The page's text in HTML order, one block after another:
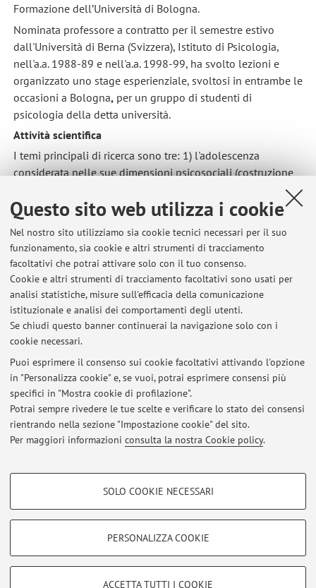
Questo sito web utilizza i cookie
Nel nostro sito utilizziamo sia cookie tecnici necessari per il suo
funzionamento, sia cookie e altri strumenti di tracciamento
facoltativi che potrai attivare solo con il tuo consenso.
Cookie e altri strumenti di tracciamento facoltativi sono usati per
analisi statistiche, misure sull'efficacia della comunicazione
istituzionale e analisi dei comportamenti degli utenti.
Se chiudi questo banner continuerai la navigazione solo con i
cookie necessari.
Puoi esprimere il consenso sui cookie facoltativi attivando l'opzione
in "Personalizza cookie" e, se vuoi, potrai esprimere consensi più
specifici in "Mostra cookie di profilazione".
Potrai sempre rivedere le tue scelte e verificare lo stato dei consensi
rientrando nella sezione "Impostazione cookie" del sito.
Per maggiori informazioni consulta la nostra Cookie policy.
COOKIE DI PROFILAZIONE - FACOLTATIVI
COOKIE TECNICI - NECESSARI
SOLO COOKIE NECESSARI
PERSONALIZZA COOKIE
ACCETTA TUTTI I COOKIE
Formazione dell’Università di Bologna.
Nominata professore a contratto per il semestre estivo
dall'Università di Berna (Svizzera), Istituto di Psicologia,
nell'a.a. 1988-89 e nell'a.a. 1998-99, ha svolto lezioni e
organizzato uno stage esperienziale, svoltosi in entrambe le
occasioni a Bologna, per un gruppo di studenti di
psicologia della detta università.
Attività scientifica
I temi principali di ricerca sono tre: 1) l'adolescenza
considerata nelle sue dimensioni psicosociali (costruzione
temporale, giustizia in classe, ecc.); 2) le rappresentazioni
sociali; 3) psicologia sociale dei gruppi.
Ultimi avvisi
Psicologia dell'adolescenza 30/05/2019
Pubblicato il: 17 giugno 2019
ESAMII NON ANCORA REGISTRATI
Pubblicato il: 04 giugno 2019
Esami fuori lista Psicologia sociale 12/12/2018
Pubblicato il: 07 gennaio 2019
Area riservata
Accedi tramiteloginper gestire tutti i contenuti del sito.